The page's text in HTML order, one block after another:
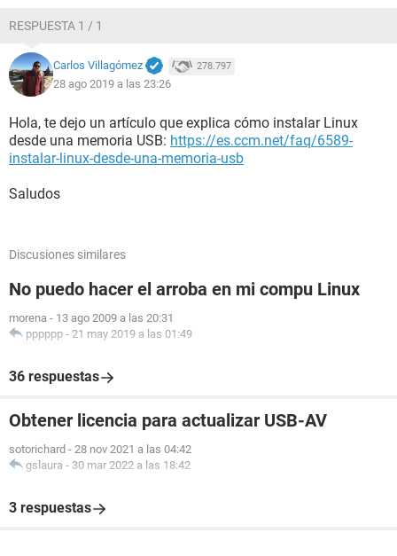
RESPUESTA 1 / 1
Carlos Villagómez 278.797
28 ago 2019 a las 23:26
Hola, te dejo un artículo que explica cómo instalar Linux
desde una memoria USB: https://es.ccm.net/faq/6589-
instalar-linux-desde-una-memoria-usb
Saludos
Discusiones similares
No puedo hacer el arroba en mi compu Linux
morena - 13 ago 2009 a las 20:31
pppppp - 21 may 2019 a las 01:49
36 respuestas
Obtener licencia para actualizar USB-AV
sotorichard - 28 nov 2021 a las 04:42
gslaura - 30 mar 2022 a las 18:42
3 respuestas